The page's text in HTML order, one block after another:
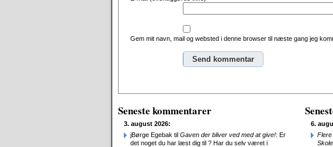
Gem mit navn, mail og websted i denne browser til næste gang jeg
Seneste kommentarer
3. august 2026:
jBørge Egebak til Gaven der bliver ved med at give!: Er
det noget du har læst dig til ? Har du selv været i
6.